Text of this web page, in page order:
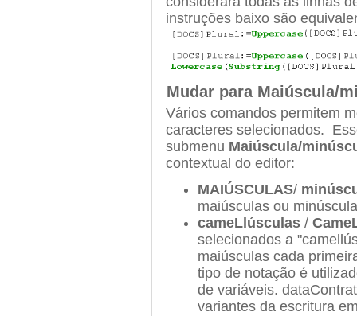
instruções baixo são
Mudar para Maiúscula/
Vários comandos permitem
caracteres selecionados.
submenu Maiúscula/
contextual do editor:
MAIÚSCULAS/
maiúsculas ou
cameLlúsculas /
selecionados a
maiúsculas cada
tipo de notação é
de variáveis.
variantes da escritura